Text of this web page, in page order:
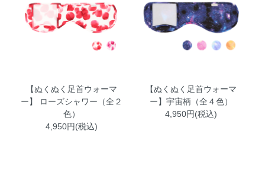
【ぬくぬく足首ウォーマ
ー】 ローズシャワー（全２
色）
4,950円(税込)
【ぬくぬく足首ウォーマ
ー】宇宙柄（全４色）
4,950円(税込)